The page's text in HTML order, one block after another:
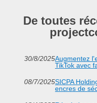
De toutes
30/8/2025Augmentez
TikTok avec
08/7/2025SICPA
encres de